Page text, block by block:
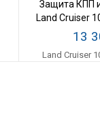
Защита КПП
Land Cruiser
13